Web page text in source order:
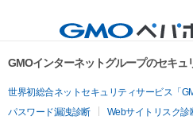
GMOインターネットグループのセキュ
世界初総合ネットセキュリティサービス「
パスワード漏洩診断
Webサイトリスク診